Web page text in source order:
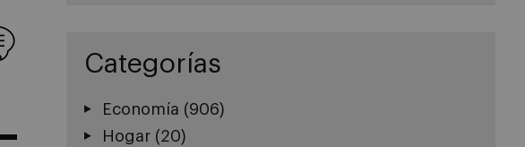
Categorías
Economía (906)
Hogar(20)